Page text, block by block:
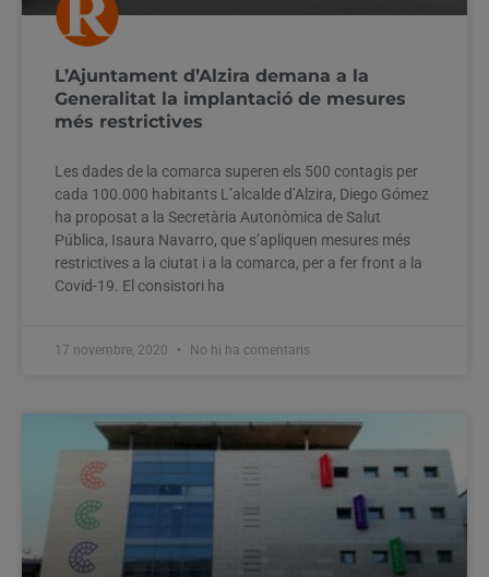
L’Ajuntament d’Alzira demana a la
Generalitat la implantació de mesures
més restrictives
Les dades de la comarca superen els 500 contagis per
cada 100.000 habitants L’alcalde d’Alzira, Diego Gómez
ha proposat a la Secretària Autonòmica de Salut
Pública, Isaura Navarro, que s’apliquen mesures més
restrictives a la ciutat i a la comarca, per a fer front a la
Covid-19. El consistori ha
17 novembre, 2020 No hi ha comentaris